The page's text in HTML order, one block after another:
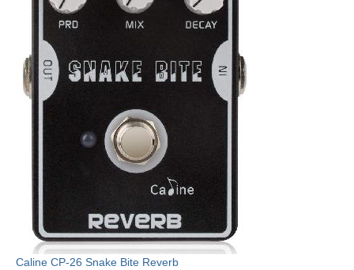
Caline CP-26 Snake Bite Reverb